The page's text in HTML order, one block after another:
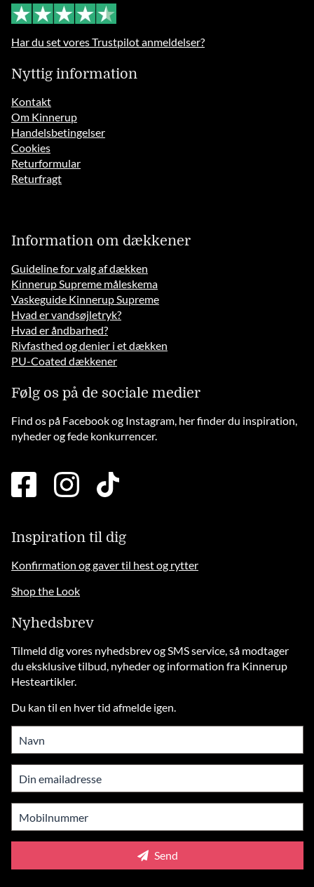
Har du set vores Trustpilot anmeldelser?
Nyttig information
Kontakt
Om Kinnerup
Handelsbetingelser
Cookies
Returformular
Returfragt
Information om dækkener
Guideline for valg af dækken
Kinnerup Supreme måleskema
Vaskeguide Kinnerup Supreme
Hvad er vandsøjletryk?
Hvad er åndbarhed?
Rivfasthed og denier i et dækken
PU-Coated dækkener
Følg os på de sociale medier
Find os på Facebook og Instagram, her finder du inspiration,
nyheder og fede konkurrencer.
facebook
square
instagramtiktok
Inspiration til dig
Konfirmation og gaver til hest og rytter
Shop the Look
Nyhedsbrev
Tilmeld dig vores nyhedsbrev og SMS service, så modtager
du eksklusive tilbud, nyheder og information fra Kinnerup
Hesteartikler.
Du kan til en hver tid afmelde igen.
Send